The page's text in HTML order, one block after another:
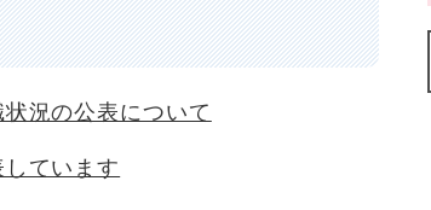
況の公表について
ています